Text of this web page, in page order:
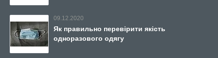
09.12.2020
Як правильно перевірити якість
одноразового одягу